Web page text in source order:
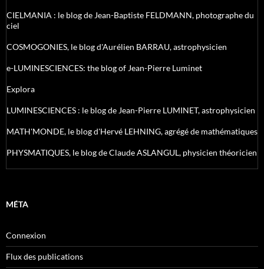
CIELMANIA : le blog de Jean-Baptiste FELDMANN, photographe du
ciel
COSMOGONIES, le blog d'Aurélien BARRAU, astrophysicien
e-LUMINESCIENCES: the blog of Jean-Pierre Luminet
Explora
LUMINESCIENCES : le blog de Jean-Pierre LUMINET, astrophysicien
MATH'MONDE, le blog d'Hervé LEHNING, agrégé de mathématiques
PHYSMATIQUES, le blog de Claude ASLANGUL, physicien théoricien
MÉTA
Connexion
Flux des publications